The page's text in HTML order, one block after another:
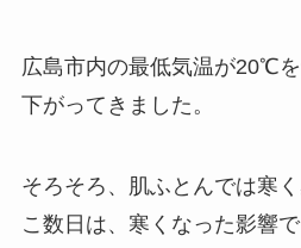
広島市内の最低気温が20℃
下がってきました。
そろそろ、肌ふとんでは寒く
こ数日は、寒くなった影響で